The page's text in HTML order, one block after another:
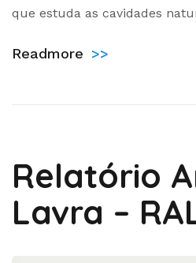
que estuda as cavidades
Readmore >>
Relatório
Lavra –